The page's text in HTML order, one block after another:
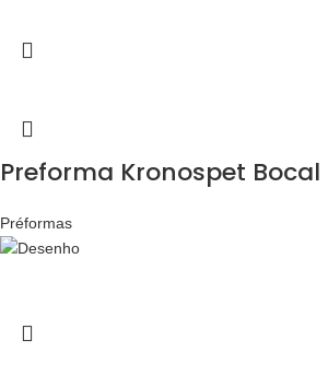
Preforma Kronospet
Préformas